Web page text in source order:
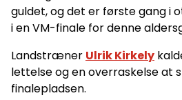
guldet, og det er første gang i
i en VM-finale for denne
Landstræner Ulrik Kirkely
lettelse og en overraskelse at
finalepladsen.